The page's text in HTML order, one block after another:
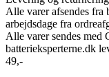
Alle varer afsendes fra
arbejdsdage fra
Alle varer sendes med
batterieksperterne.dk
49,-